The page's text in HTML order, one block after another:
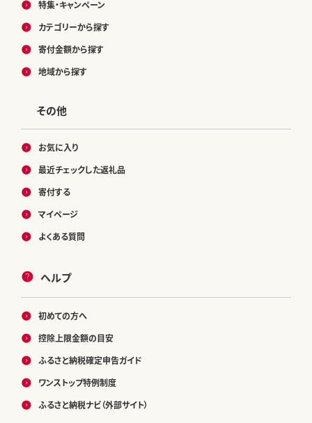
特集・キャンペーン
カテゴリーから探す
寄付金額から探す
地域から探す
その他
お気に入り
最近チェックした返礼品
寄付する
マイページ
よくある質問
ヘルプ
初めての方へ
控除上限金額の目安
ふるさと納税確定申告ガイド
ワンストップ特例制度
ふるさと納税ナビ（外部サイト）